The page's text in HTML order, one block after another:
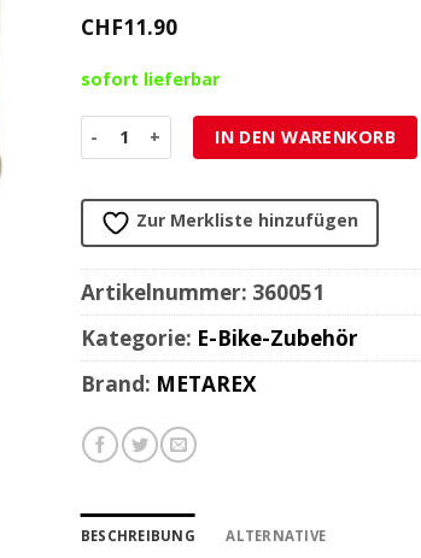
CHF11.90
sofort lieferbar
Polierwatte METAREX®IN DEN WARENKORB
Zur Merkliste hinzufügen
Artikelnummer: 360051
Kategorie: E-Bike-Zubehör
Brand: METAREX
BESCHREIBUNG ALTERNATIVE